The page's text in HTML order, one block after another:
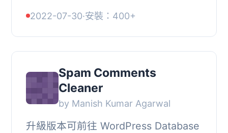
🔹 在設置中添加逗號分隔的電子郵件列
表以發...
2022-07-30·安裝：400+
Spam Comments
Cleaner
by Manish Kumar Agarwal
升級版本可前往 WordPress Database